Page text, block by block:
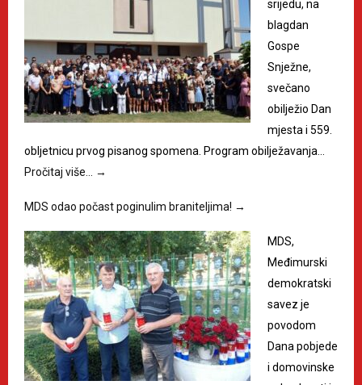
srijedu, na
blagdan
Gospe
Snježne,
svečano
obilježio Dan
mjesta i 559.
obljetnicu prvog pisanog spomena. Program obilježavanja…
Pročitaj više… →
MDS odao počast poginulim braniteljima! →
MDS,
Međimurski
demokratski
savez je
povodom
Dana pobjede
i domovinske